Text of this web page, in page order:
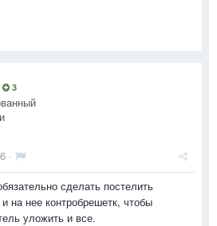
3
·
сделать постелить
на нее контробрешетк, чтобы
уложить и все.